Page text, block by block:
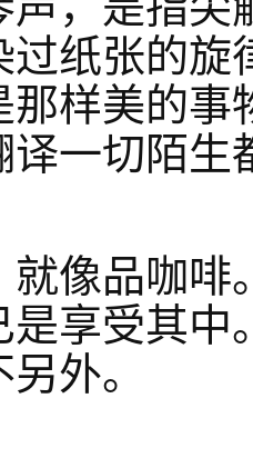
过纸张的旋
那样美的
译一切陌
就像品咖啡
是享受其
外。